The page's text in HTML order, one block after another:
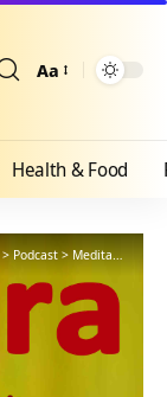
Aa
Health & Food
> Podcast > Meditationsanleitung